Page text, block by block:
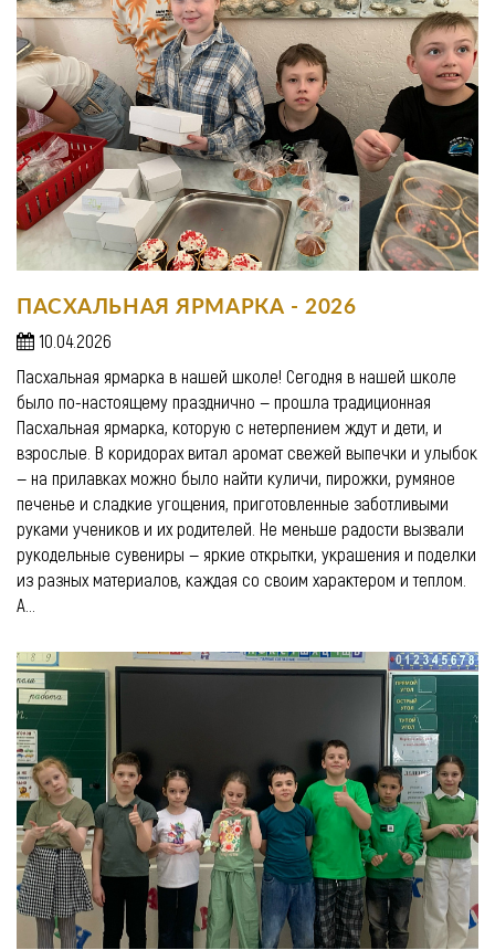
ПАСХАЛЬНАЯ ЯРМАРКА - 2026
10.04.2026
Пасхальная ярмарка в нашей школе! Сегодня в нашей школе
было по-настоящему празднично — прошла традиционная
Пасхальная ярмарка, которую с нетерпением ждут и дети, и
взрослые. В коридорах витал аромат свежей выпечки и улыбок
— на прилавках можно было найти куличи, пирожки, румяное
печенье и сладкие угощения, приготовленные заботливыми
руками учеников и их родителей. Не меньше радости вызвали
рукодельные сувениры — яркие открытки, украшения и поделки
из разных материалов, каждая со своим характером и теплом.
А...